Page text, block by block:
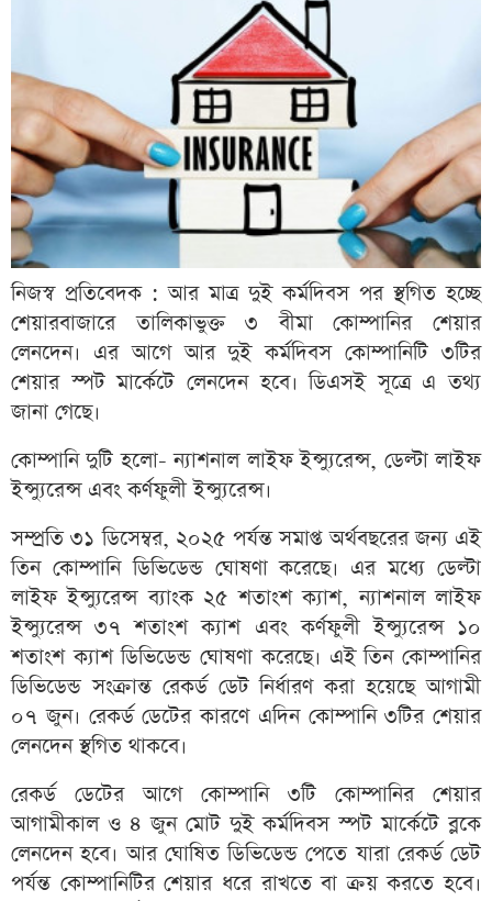
নিজস্ব প্রতিবেদক : আর মাত্র দুই কর্মদিবস পর স্থগিত হচ্ছে
শেয়ারবাজারে তালিকাভুক্ত ৩ বীমা কোম্পানির শেয়ার
লেনদেন। এর আগে আর দুই কর্মদিবস কোম্পানিটি ৩টির
শেয়ার স্পট মার্কেটে লেনদেন হবে। ডিএসই সূত্রে এ তথ্য
জানা গেছে।
কোম্পানি দুটি হলো- ন্যাশনাল লাইফ ইন্স্যুরেন্স, ডেল্টা লাইফ
ইন্স্যুরেন্স এবং কর্ণফুলী ইন্স্যুরেন্স।
সম্প্রতি ৩১ ডিসেম্বর, ২০২৫ পর্যন্ত সমাপ্ত অর্থবছরের জন্য এই
তিন কোম্পানি ডিভিডেন্ড ঘোষণা করেছে। এর মধ্যে ডেল্টা
লাইফ ইন্স্যুরেন্স ব্যাংক ২৫ শতাংশ ক্যাশ, ন্যাশনাল লাইফ
ইন্স্যুরেন্স ৩৭ শতাংশ ক্যাশ এবং কর্ণফুলী ইন্স্যুরেন্স ১০
শতাংশ ক্যাশ ডিভিডেন্ড ঘোষণা করেছে। এই তিন কোম্পানির
ডিভিডেন্ড সংক্রান্ত রেকর্ড ডেট নির্ধারণ করা হয়েছে আগামী
০৭ জুন। রেকর্ড ডেটের কারণে এদিন কোম্পানি ৩টির শেয়ার
লেনদেন স্থগিত থাকবে।
রেকর্ড ডেটের আগে কোম্পানি ৩টি কোম্পানির শেয়ার
আগামীকাল ও ৪ জুন মোট দুই কর্মদিবস স্পট মার্কেটে ব্লকে
লেনদেন হবে। আর ঘোষিত ডিভিডেন্ড পেতে যারা রেকর্ড ডেট
পর্যন্ত কোম্পানিটির শেয়ার ধরে রাখতে বা ক্রয় করতে হবে।